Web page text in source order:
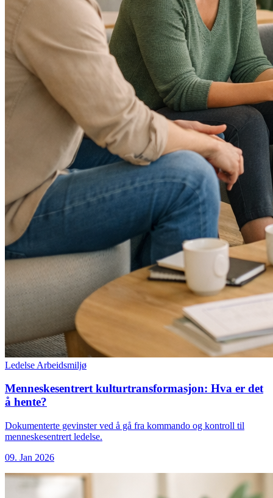
Ledelse Arbeidsmiljø
Menneskesentrert kulturtransformasjon: Hva er det
å hente?
Dokumenterte gevinster ved å gå fra kommando og kontroll til
menneskesentrert ledelse.
09. Jan 2026